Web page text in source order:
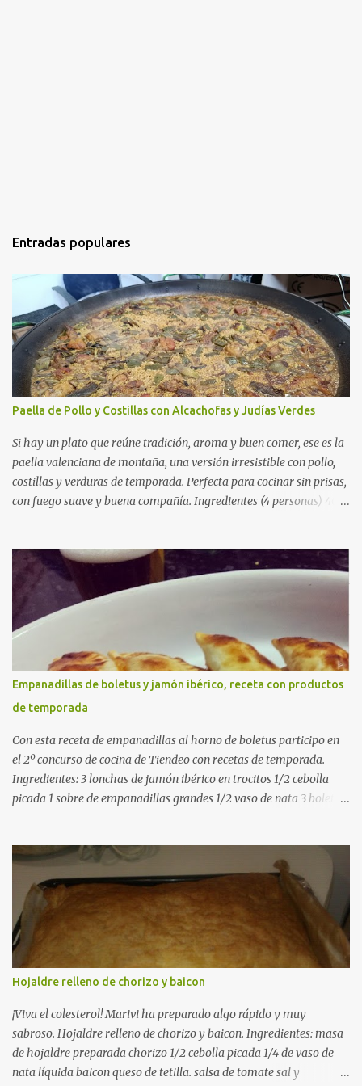
Entradas populares
Paella de Pollo y Costillas con Alcachofas y Judías Verdes
Si hay un plato que reúne tradición, aroma y buen comer, ese es la
paella valenciana de montaña, una versión irresistible con pollo,
costillas y verduras de temporada. Perfecta para cocinar sin prisas,
con fuego suave y buena compañía. Ingredientes (4 personas) 400
verdes planas 2 tomates maduros rallados 1,2 litros de caldo de
pollo (o agua) 1 cucharadita de hebras de azafrán 1 cucharadita de
pimentón dulce 2 dientes de ajo Aceite de oliva virgen extra Sal al
gusto (Opcional) una ramita de romero Elaboración 1. Prepara las
verduras Limpia las alcachofas, retira las hojas duras y córtalas en
cuartos. Trocea las judías verdes. Reserva en agua con limón para
que no se oxiden. 2. Sofríe las carnes En la paellera, añade un buen
chorro de aceite de oliva y dora bien el pollo y las costillas a fuego
medio-alto. Este paso es clave: cuanto más dorado, más sabor ten...
Empanadillas de boletus y jamón ibérico, receta con productos
de temporada
Con esta receta de empanadillas al horno de boletus participo en
el 2º concurso de cocina de Tiendeo con recetas de temporada.
Ingredientes: 3 lonchas de jamón ibérico en trocitos 1/2 cebolla
picada 1 sobre de empanadillas grandes 1/2 vaso de nata 3 boletus
virgen para untar la bandeja de horno Elaboración: Precalentar el
horno a 200ºC .Picamos la cebolla y la doramos en una sartén
grande con el aceite de oliva virgen extra a fuego medio. A
continuación agregamos la nata y los boletus en trocitos
pequeños. Removemos bien y agregamos el jamón ibérico cortado
en trocitos. Picamos los huevos duros y los agregamos a la mezcla
dejamos reducir algo la nata para que espese. Rectificamos de sal.
Empezamos a rellenar las empanadillas de la mezcla anterior con
ayuda de una cuchara. Cerramos las empanadillas con ayuda de
u...
Hojaldre relleno de chorizo y baicon
¡Viva el colesterol! Marivi ha preparado algo rápido y muy
sabroso. Hojaldre relleno de chorizo y baicon. Ingredientes: masa
de hojaldre preparada chorizo 1/2 cebolla picada 1/4 de vaso de
nata líquida baicon queso de tetilla. salsa de tomate sal y